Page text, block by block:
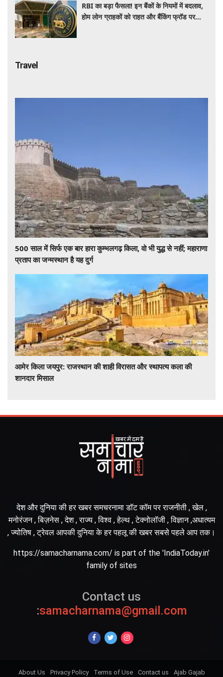
RBI का बड़ा फैसला! इन बैंकों के नियमों में बदलाव,
होम लोन ग्राहकों को राहत और बैंकिंग फ्रॉड पर
Travel
500 साल में सिर्फ एक बार हारा कुम्भलगढ़ किला, वो भी युद्ध से नहीं; महाराणा
प्रताप का जन्मस्थान है यह दुर्ग
आमेर किला जयपुर: राजस्थान की शाही विरासत और स्थापत्य कला की
शानदार मिसाल
देश और दुनिया की हर खबर समचरनामा डॉट कॉम पर राजनीती , खेल ,
मनोरंजन , बिज़नेस , देश , राज्य , विश्व , हेल्थ , टेक्नोलॉजी , विज्ञान ,अधात्यम
, ज्योतिष , ट्रेवल आपकी दुनिया के हर पहलू की खबर सबसे पहले आप तक।
https://samacharnama.com/ is part of the 'IndiaToday.in'
family of sites
Contact us
:samacharnama@gmail.com
About Us Privacy Policy Terms of Use Contact us Ajab Gajab